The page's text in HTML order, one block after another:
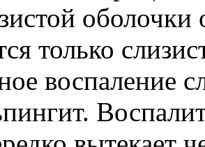
только
воспаление